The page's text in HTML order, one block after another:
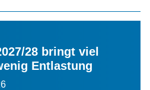
28 bringt viel
Entlastung